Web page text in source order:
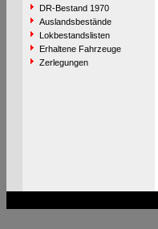
DR-Bestand 1970
Auslandsbestände
Lokbestandslisten
Erhaltene Fahrzeuge
Zerlegungen